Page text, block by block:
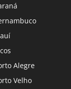
Alegre
Velho